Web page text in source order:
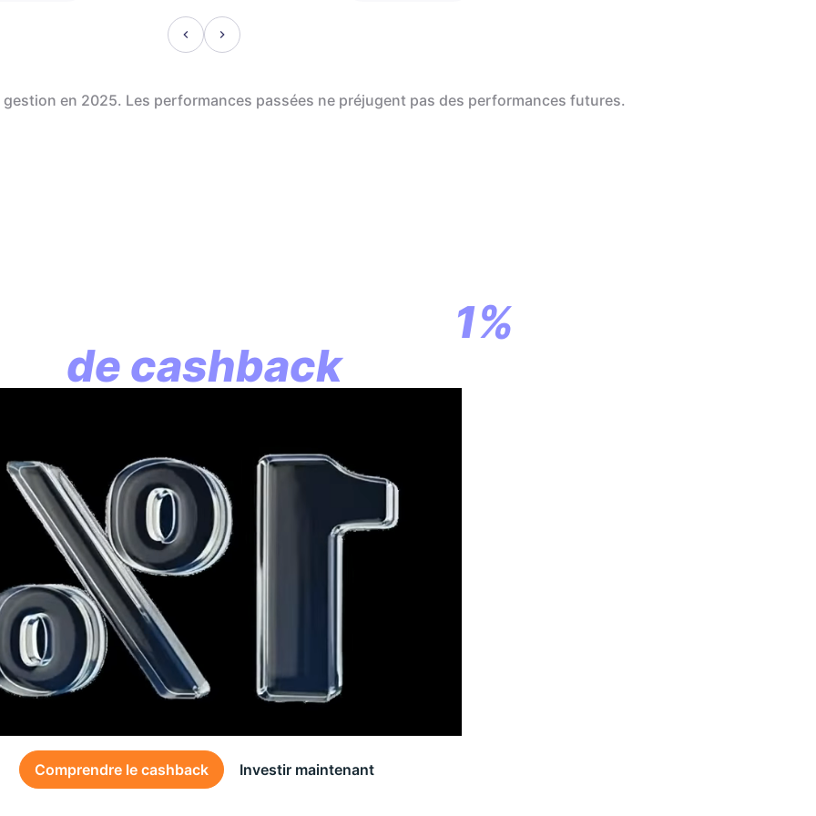
en 2025. Les performances passées ne préjugent pas des performances futures.
1%
de cashback
Comprendre le cashback Investir maintenant